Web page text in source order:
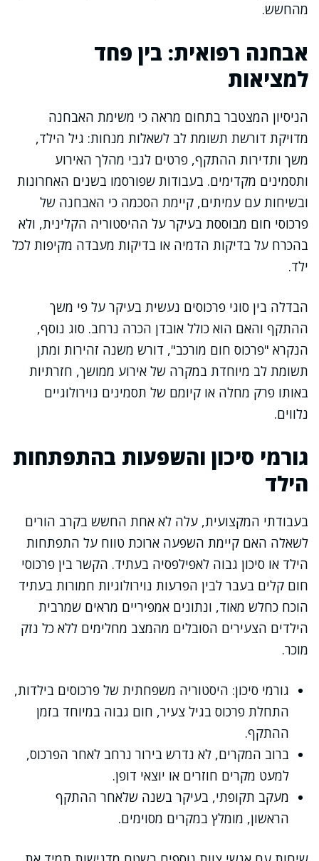
מהחשש.
אבחנה רפואית: בין פחד
למציאות
הניסיון המצטבר בתחום מראה כי משימת האבחנה
מדויקת דורשת תשומת לב לשאלות מנחות: גיל הילד,
משך ותדירות ההתקף, פרטים לגבי מהלך האירוע
ותסמינים מקדימים. בעבודות שפורסמו בשנים האחרונות
ובשיחות עם עמיתים, קיימת הסכמה כי האבחנה של
פרכוסי חום מבוססת בעיקר על ההיסטוריה הקלינית, ולא
בהכרח על בדיקות הדמיה או בדיקות מעבדה מקיפות לכל
ילד.
הבדלה בין סוגי פרכוסים נעשית בעיקר על פי משך
ההתקף והאם הוא כולל אובדן הכרה נרחב. סוג נוסף,
הנקרא "פרכוס חום מורכב", דורש משנה זהירות ומתן
תשומת לב מיוחדת במקרה של אירוע ממושך, חזרתיות
באותו פרק מחלה או קיומם של תסמינים נוירולוגיים
נלווים.
גורמי סיכון והשפעות בהתפתחות
הילד
בעבודתי המקצועית, עלה לא אחת החשש בקרב הורים
לשאלה האם קיימת השפעה ארוכת טווח על התפתחות
הילד או סיכון גבוה לאפילפסיה בעתיד. הקשר בין פרכוסי
חום קלים בעבר לבין הפרעות נוירולוגיות חמורות בעתיד
הוכח כחלש מאוד, ונתונים אמפיריים מראים שמרבית
הילדים הצעירים הסובלים מהמצב מחלימים ללא כל נזק
מוכר.
גורמי סיכון: היסטוריה משפחתית של פרכוסים בילדות,
התחלת פרכוס בגיל צעיר, חום גבוה במיוחד בזמן
ההתקף.
ברוב המקרים, לא נדרש בירור נרחב לאחר הפרכוס,
למעט מקרים חוזרים או יוצאי דופן.
מעקב תקופתי, בעיקר בשנה שלאחר ההתקף
הראשון, מומלץ במקרים מסוימים.